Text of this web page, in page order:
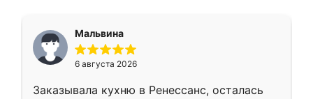
Мальвина
6 августа 2026
Заказывала кухню в Ренессанс, осталась